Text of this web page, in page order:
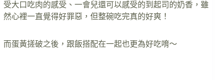
受大口吃肉的感受、一會兒還可以感受的到起司的奶香，雖
然心裡一直覺得好罪惡，但整碗吃完真的好爽！
而蛋黃搓破之後，跟飯搭配在一起也更為好吃唷～